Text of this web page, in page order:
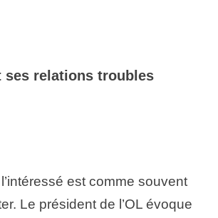
ses relations troubles
est comme souvent
Le président de l’OL évoque